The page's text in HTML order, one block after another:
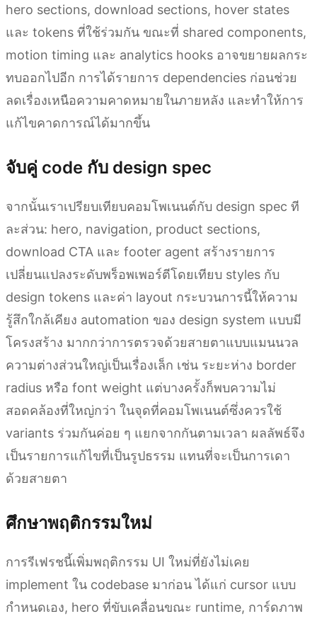
hero sections, download sections, hover states
และ tokens ที่ใช้ร่วมกัน ขณะที่ shared components,
motion timing และ analytics hooks อาจขยายผลกระ
ทบออกไปอีก การได้รายการ dependencies ก่อนช่วย
ลดเรื่องเหนือความคาดหมายในภายหลัง และทำให้การ
แก้ไขคาดการณ์ได้มากขึ้น
จับคู่ code กับ design spec
จากนั้นเราเปรียบเทียบคอมโพเนนต์กับ design spec ที
ละส่วน: hero, navigation, product sections,
download CTA และ footer agent สร้างรายการ
เปลี่ยนแปลงระดับพร็อพเพอร์ตีโดยเทียบ styles กับ
design tokens และค่า layout กระบวนการนี้ให้ความ
รู้สึกใกล้เคียง automation ของ design system แบบมี
โครงสร้าง มากกว่าการตรวจด้วยสายตาแบบแมนนวล
ความต่างส่วนใหญ่เป็นเรื่องเล็ก เช่น ระยะห่าง border
radius หรือ font weight แต่บางครั้งก็พบความไม่
สอดคล้องที่ใหญ่กว่า ในจุดที่คอมโพเนนต์ซึ่งควรใช้
variants ร่วมกันค่อย ๆ แยกจากกันตามเวลา ผลลัพธ์จึง
เป็นรายการแก้ไขที่เป็นรูปธรรม แทนที่จะเป็นการเดา
ด้วยสายตา
ศึกษาพฤติกรรมใหม่
การรีเฟรชนี้เพิ่มพฤติกรรม UI ใหม่ที่ยังไม่เคย
implement ใน codebase มาก่อน ได้แก่ cursor แบบ
กำหนดเอง, hero ที่ขับเคลื่อนขณะ runtime, การ์ดภาพ